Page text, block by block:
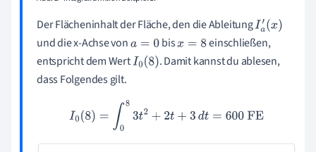
Der Flächeninhalt der Fläche, den die AbleitungIa′(x)
und die x-Achse vona=0 bisx= 8
einschließen,
entspricht dem WertI0(8) . Damit kannst du ablesen,
dass Folgendes gilt.
8)= ∫083 2 +2t 3 dt= 600 FE